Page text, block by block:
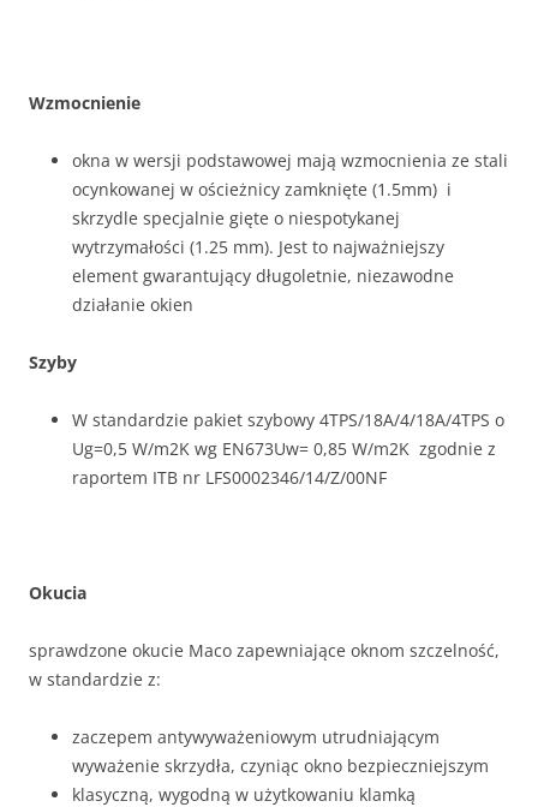
Wzmocnienie
okna w wersji podstawowej mają wzmocnienia ze stali
ocynkowanej w ościeżnicy zamknięte (1.5mm) i
skrzydle specjalnie gięte o niespotykanej
wytrzymałości (1.25 mm). Jest to najważniejszy
element gwarantujący długoletnie, niezawodne
działanie okien
Szyby
W standardzie pakiet szybowy 4TPS/18A/4/18A/4TPS o
Ug=0,5 W/m2K wg EN673Uw= 0,85 W/m2K zgodnie z
raportem ITB nr LFS0002346/14/Z/00NF
Okucia
sprawdzone okucie Maco zapewniające oknom szczelność,
w standardzie z:
zaczepem antywyważeniowym utrudniającym
wyważenie skrzydła, czyniąc okno bezpieczniejszym
klasyczną, wygodną w użytkowaniu klamką